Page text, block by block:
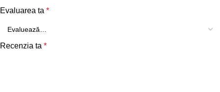
Evaluarea ta *
Recenzia ta *